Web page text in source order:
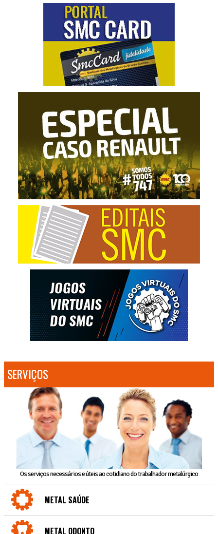
SERVIÇOS
Os serviços necessários e úteis ao cotidiano do trabalhador metalúrgico
METAL SAÚDE
METAL ODONTO